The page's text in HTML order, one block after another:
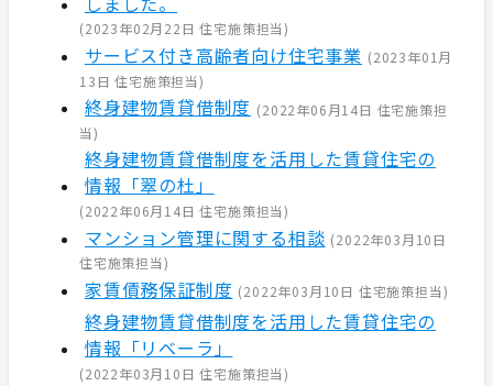
(2023年02月22日 住宅施策担当)
サービス付き高齢者向け住宅事業 (2023年01月
13日 住宅施策担当)
終身建物賃貸借制度 (2022年06月14日 住宅施策担
当)
終身建物賃貸借制度を活用した賃貸住宅の
情報「翠の杜」
(2022年06月14日 住宅施策担当)
マンション管理に関する相談 (2022年03月10日
住宅施策担当)
家賃債務保証制度 (2022年03月10日 住宅施策担当)
終身建物賃貸借制度を活用した賃貸住宅の
情報「リベーラ」
(2022年03月10日 住宅施策担当)